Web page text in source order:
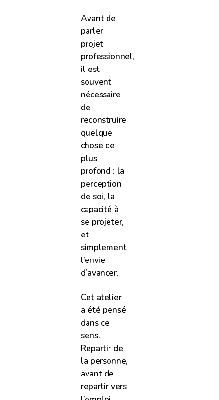
Avant de
parler
projet
professionnel,
il est
souvent
nécessaire
de
reconstruire
quelque
chose de
plus
profond : la
perception
de soi, la
capacité à
se projeter,
et
simplement
l’envie
d’avancer.
Cet atelier
a été pensé
dans ce
sens.
Repartir de
la personne,
avant de
repartir vers